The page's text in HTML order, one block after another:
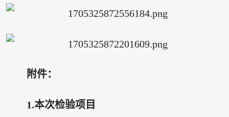
附件：
1.本次检验项目